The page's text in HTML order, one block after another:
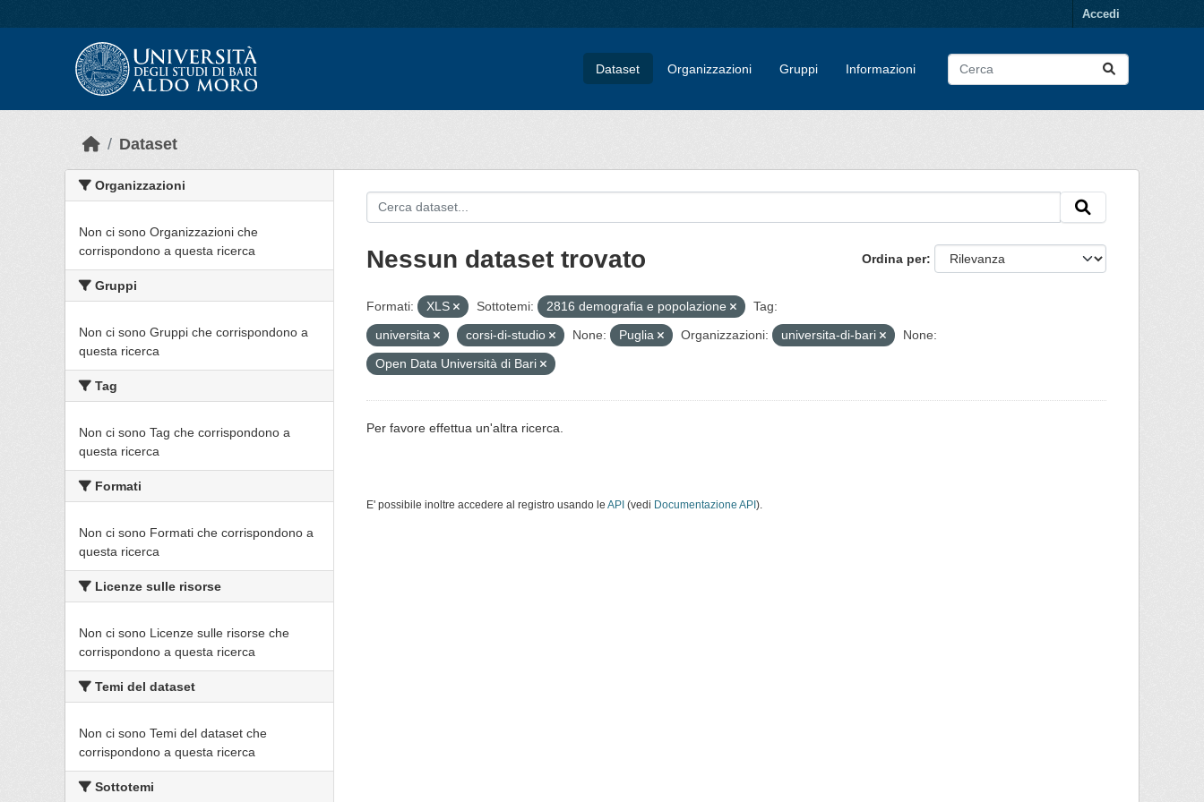
Accedi
Dataset Organizzazioni Gruppi Informazioni
Dataset
Organizzazioni
Non ci sono Organizzazioni che
corrispondono a questa ricerca
Gruppi
Non ci sono Gruppi che corrispondono a
questa ricerca
Tag
Non ci sono Tag che corrispondono a
questa ricerca
Formati
Non ci sono Formati che corrispondono a
questa ricerca
Licenze sulle risorse
Non ci sono Licenze sulle risorse che
corrispondono a questa ricerca
Temi del dataset
Non ci sono Temi del dataset che
corrispondono a questa ricerca
Sottotemi
Ordina per
Nessun dataset trovato
Formati: XLS Sottotemi: 2816 demografia e popolazione
Tag:
universita
corsi-di-studio None: Puglia Organizzazioni: universita-di-bari
None:
Open Data Università di Bari
Per favore effettua un'altra ricerca.
E' possibile inoltre accedere al registro usando le API (vedi Documentazione API ).